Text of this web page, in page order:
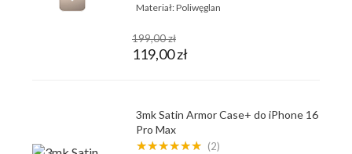
Materiał:Poliwęglan
199,00 zł
119,00 zł
3mk Satin Armor Case+ do iPhone 16
Pro Max
★★★★★★ (2)